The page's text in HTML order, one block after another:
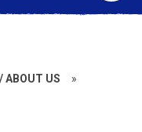
ABOUT US »